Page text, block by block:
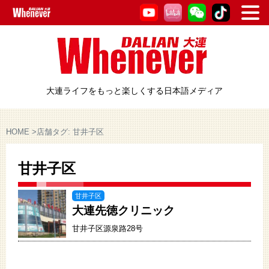
大連ライフをもっと楽しくする日本語メディア
HOME>店舗タグ:甘井子区
甘井子区
甘井子区
大連先徳クリニック
甘井子区源泉路28号